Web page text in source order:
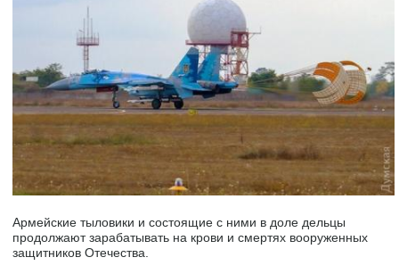
Армейские тыловики и состоящие с ними в доле дельцы
продолжают зарабатывать на крови и смертях вооруженных
защитников Отечества.